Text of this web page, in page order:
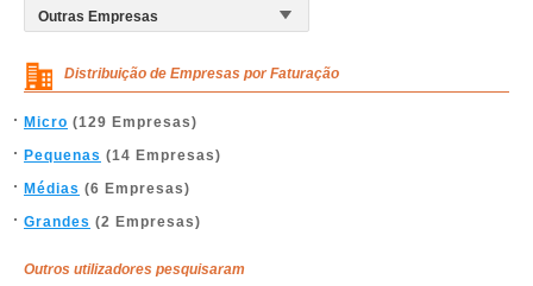
Distribuição de Empresas por Faturação
Micro (129 Empresas)
Pequenas (14 Empresas)
Médias (6 Empresas)
Grandes (2 Empresas)
Outros utilizadores pesquisaram